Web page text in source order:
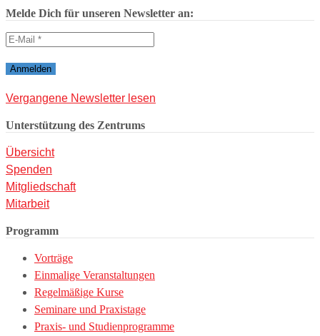
Melde Dich für unseren Newsletter an:
Vergangene Newsletter lesen
Unterstützung des Zentrums
Übersicht
Spenden
Mitgliedschaft
Mitarbeit
Programm
Vorträge
Einmalige Veranstaltungen
Regelmäßige Kurse
Seminare und Praxistage
Praxis- und Studienprogramme